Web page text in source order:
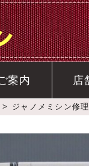
案内 店
> ジャノメミシン修